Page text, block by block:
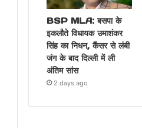
BSP MLA: बसपा के
इकलौते विधायक उमाशंकर
सिंह का निधन, कैंसर से लंबी
जंग के बाद दिल्ली में ली
अंतिम सांस
2 days ago